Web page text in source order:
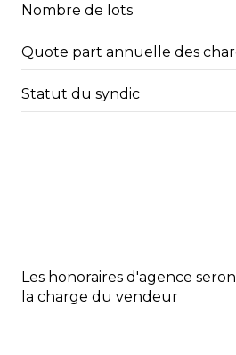
Nombre de lots
Quote part annuelle des
Statut du syndic
Les honoraires d'agence
la charge du vendeur